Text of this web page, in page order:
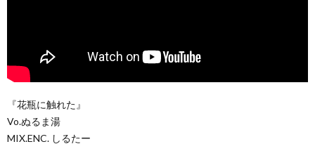
『花瓶に触れた』
Vo.ぬるま湯
MIX.ENC. しるたー